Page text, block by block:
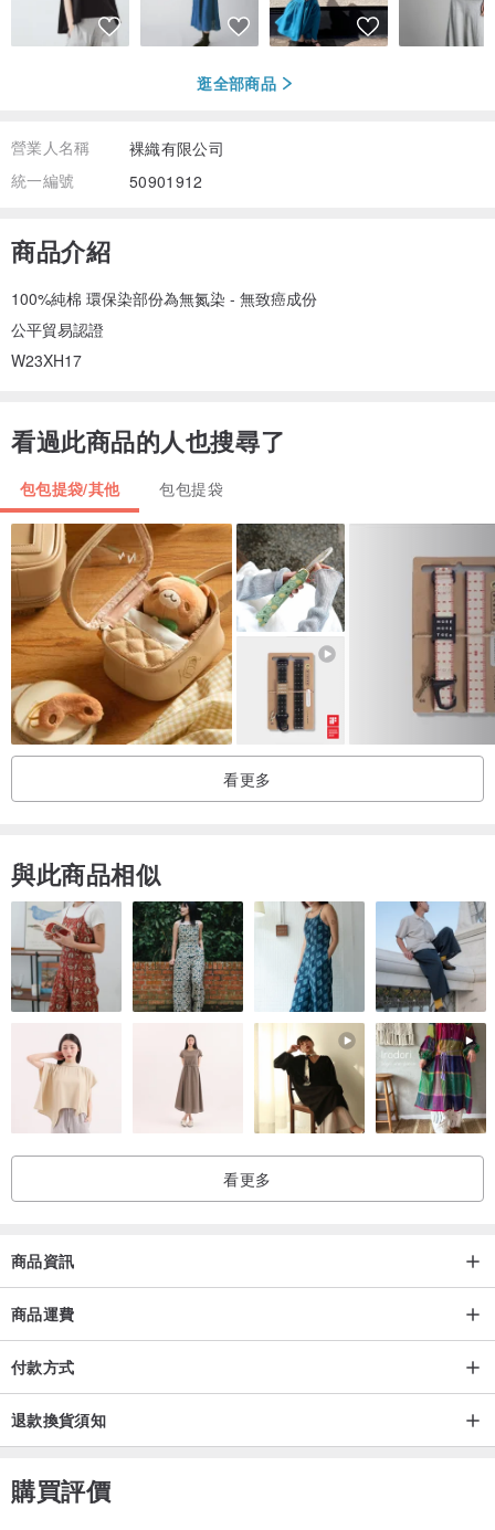
逛全部商品
營業人名稱
裸織有限公司
統一編號
50901912
商品介紹
100%純棉 環保染部份為無氮染 - 無致癌成份
公平貿易認證
W23XH17
看過此商品的人也搜尋了
包包提袋/其他 包包提袋
看更多
與此商品相似
看更多
商品資訊
商品運費
付款方式
退款換貨須知
購買評價